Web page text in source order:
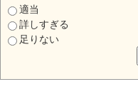
適当
詳しすぎる
足りない